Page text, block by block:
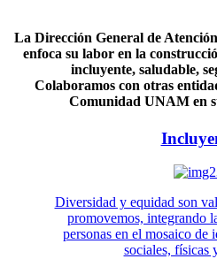
La Dirección General de
enfoca su labor en la
incluyente, saludable,
Colaboramos con otras
Comunidad UNAM en
Diversidad y equidad son
promovemos, integrando
personas en el mosaico de
sociales, físicas